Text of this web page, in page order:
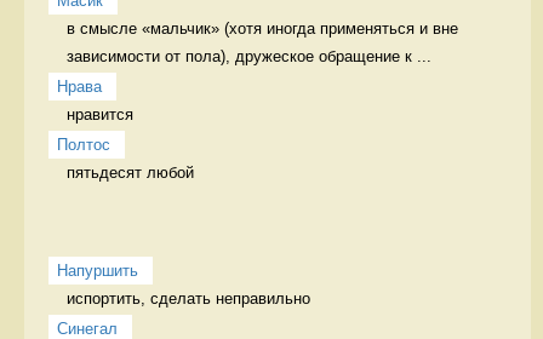
в смысле «мальчик» (хотя иногда применяться и вне
зависимости от пола), дружеское обращение к ...
Нрава
нравится
Полтос
пятьдесят любой
Напуршить
испортить, сделать неправильно
Синегал